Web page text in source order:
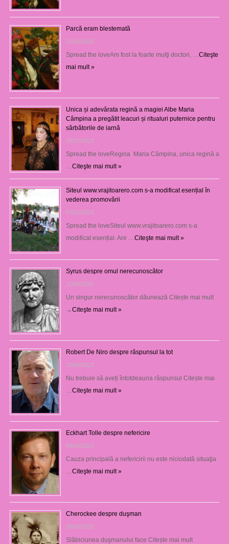
Parcă eram blestemată
12/03/2025
Spread the loveAm fost la foarte mulţi doctori, …Citeşte
mai mult »
Unica și adevărata regină a magiei Albe Maria
Câmpina a pregătit leacuri și ritualuri puternice pentru
sărbătorile de iarnă
26/12/2023
Spread the loveRegina Maria Câmpina, unica regină a
…Citeşte mai mult »
Siteul www.vrajitoarero.com s-a modificat esențial în
vederea promovării
07/12/2023
Spread the loveSiteul www.vrajitoarero.com s-a
modificat esențial. Are …Citeşte mai mult »
Syrus despre omul nerecunoscător
11/09/2023
Un singur nerecunoscător dăunează Citește mai mult
→Citeşte mai mult »
Robert De Niro despre răspunsul la tot
10/09/2023
Nu trebuie să aveți întotdeauna răspunsul Citește mai
…Citeşte mai mult »
Eckhart Tolle despre nefericire
09/09/2023
Cauza principală a nefericirii nu este niciodată situaţia
…Citeşte mai mult »
Cherockee despre duşman
08/09/2023
Slăbiciunea duşmanului face Citește mai mult